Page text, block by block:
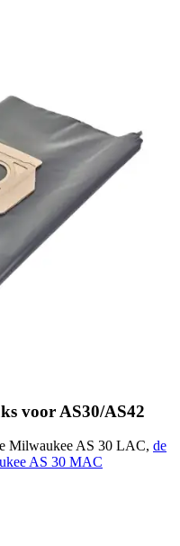
voor AS30/AS42
Milwaukee AS 30 LAC, de
AS 30 MAC